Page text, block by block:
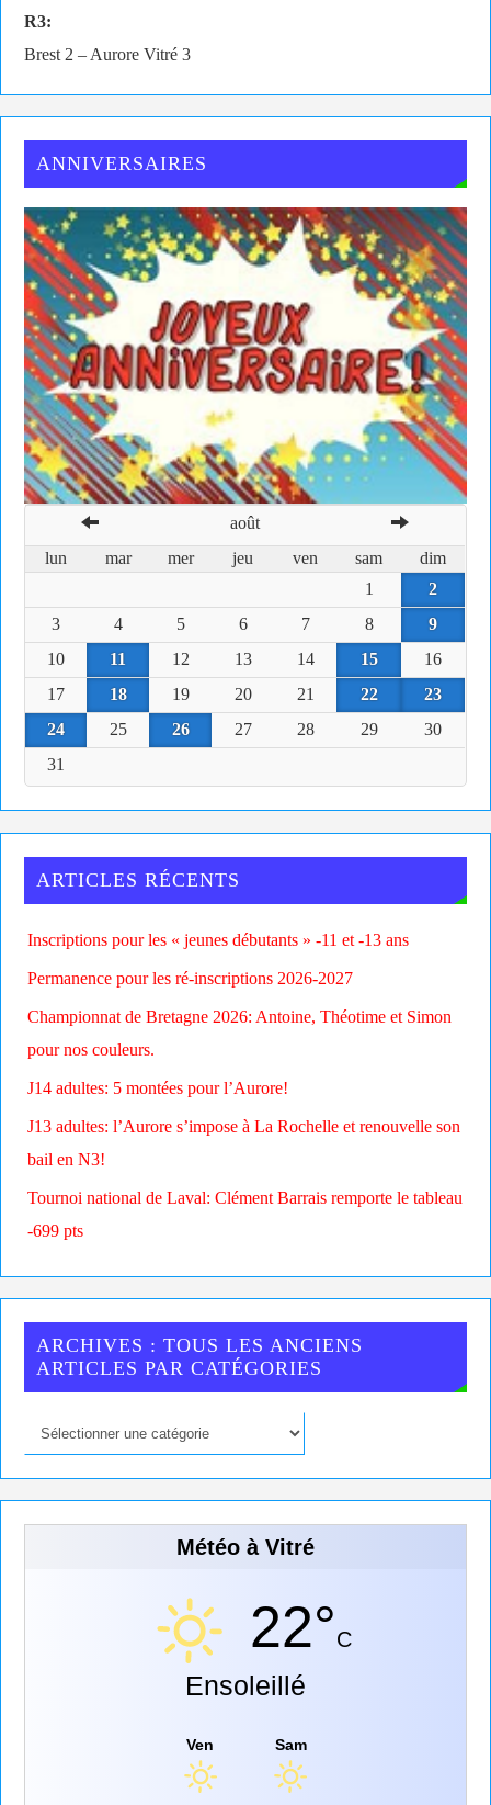
R3:
Brest 2 – Aurore Vitré 3
ANNIVERSAIRES
août
lun
mar mer jeu ven sam
dim
1
2
3
4 5 6 7 8
9
10
11 12 13 14 15
16
17
18 19 20 21 22
23
24
25 26 27 28 29
30
31
ARTICLES RÉCENTS
Inscriptions pour les « jeunes débutants » -11 et -13 ans
Permanence pour les ré-inscriptions 2026-2027
Championnat de Bretagne 2026: Antoine, Théotime et Simon
pour nos couleurs.
J14 adultes: 5 montées pour l’Aurore!
J13 adultes: l’Aurore s’impose à La Rochelle et renouvelle son
bail en N3!
Tournoi national de Laval: Clément Barrais remporte le tableau
-699 pts
ARCHIVES : TOUS LES ANCIENS
ARTICLES PAR CATÉGORIES
Météo à Vitré
22°C
Ensoleillé
Ven Sam